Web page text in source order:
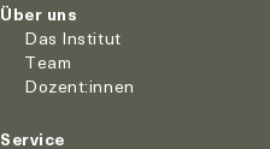
Über uns
Das Institut
Team
Dozent:innen
Service